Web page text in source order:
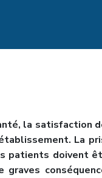
la satisfaction
La
patients doivent